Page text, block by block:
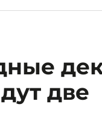
две